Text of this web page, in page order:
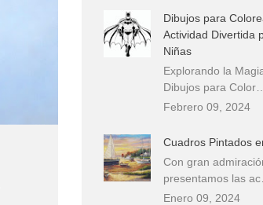
Dibujos para
Actividad Divertida
Niñas
Explorando la
Dibujos para Color…
Febrero 09, 2024
Cuadros Pintados
Con gran
presentamos las
Enero 09, 2024